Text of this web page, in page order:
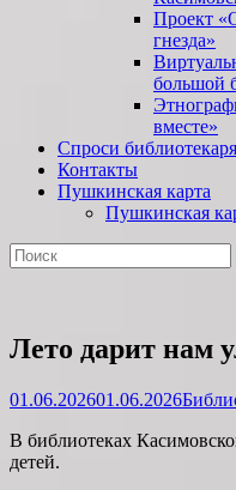
Проект
гнезда»
большой
вместе»
Спроси библиотекаря
Контакты
Пушкинская карта
Пушкинская
Поиск
Найти:
Лето дарит нам
Опубликовано
01.06.202601.06.2026Автор
В библиотеках
детей.